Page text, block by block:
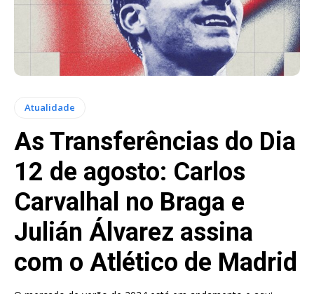
Atualidade
As Transferências do Dia
12 de agosto: Carlos
Carvalhal no Braga e
Julián Álvarez assina
com o Atlético de Madrid